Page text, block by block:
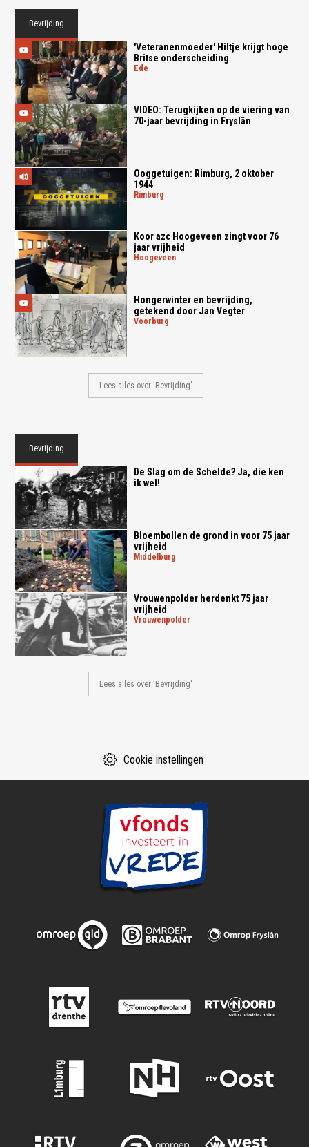
Bevrijding
'Veteranenmoeder' Hiltje krijgt hoge
Britse onderscheiding
ede
VIDEO: Terugkijken op de viering van
70-jaar bevrijding in Fryslân
Ooggetuigen: Rimburg, 2 oktober
1944
rimburg
Koor azc Hoogeveen zingt voor 76
jaar vrijheid
hoogeveen
Hongerwinter en bevrijding,
getekend door Jan Vegter
voorburg
Lees alles over 'Bevrijding'
Bevrijding
De Slag om de Schelde? Ja, die ken
ik wel!
Bloembollen de grond in voor 75 jaar
vrijheid
middelburg
Vrouwenpolder herdenkt 75 jaar
vrijheid
vrouwenpolder
Lees alles over 'Bevrijding'
Cookie instellingen